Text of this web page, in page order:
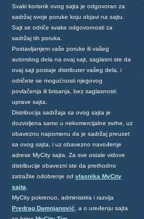
Svaki korisnik ovog sajta je odgovoran za
sadržaj svoje poruke koju objavi na sajtu.
Sajt se odriče svake odgovornosti za
sadržaj tih poruka.
Postavljanjem vaše poruke ili vašeg
autorskog dela na ovaj sajt, saglasni ste da
ovaj sajt postaje distributer vašeg dela, i
odričete se mogućnosti njegovog
povlačenja ili brisanja, bez saglasnosti
uprave sajta.
Distribucija sadržaja sa ovog sajta je
dozvoljena samo u nekomercijalne svrhe, uz
obaveznu napomenu da je sadržaj preuzet
sa ovog sajta, i uz obavezno navođenje
adrese MyCity sajta. Za sve ostale vidove
distribucije obavezni ste da prethodno
zatražite odobrenje od vlasnika MyCity
sajta
MyCity pokrenuo, administrira i razvija
Predrag Damnjanović , a o uređenju sajta